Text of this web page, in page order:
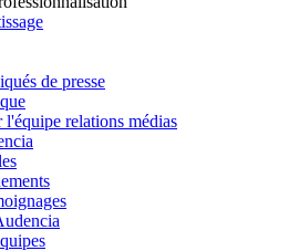
de presse
l'équipe relations médias